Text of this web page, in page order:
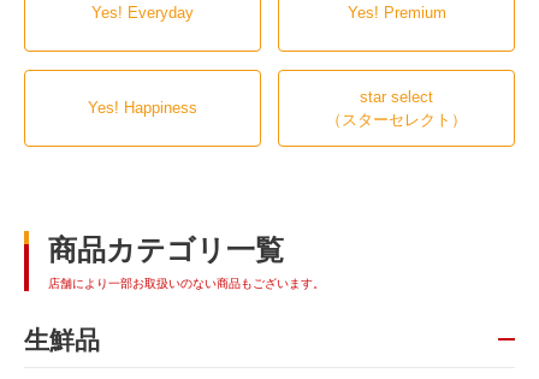
Yes! Everyday Yes! Premium
Yes! Happiness
star select
（スターセレクト）
商品カテゴリ一覧
店舗により一部お取扱いのない商品もございます。
生鮮品